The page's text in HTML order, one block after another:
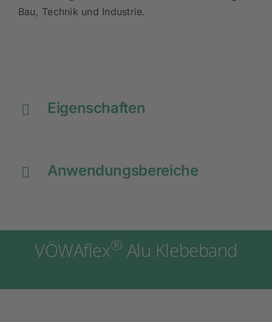
eine Lösung zurWärme- und Schalldämmung
Eigenschaften
Anwendungsbereiche
VÖWAflex® Alu Klebeband